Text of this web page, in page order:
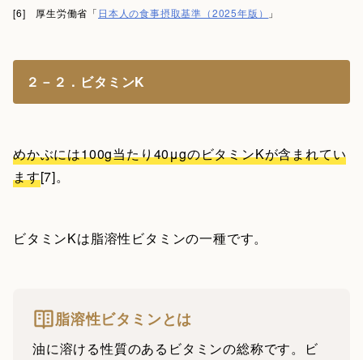
[6] 厚生労働省「 日本人の食事摂取基準（2025年版） 」
２－２．ビタミンK
めかぶには100g当たり40μgのビタミンKが含まれてい
ます[7]。
ビタミンKは脂溶性ビタミンの一種です。
脂溶性ビタミンとは
油に溶ける性質のあるビタミンの総称です。ビ